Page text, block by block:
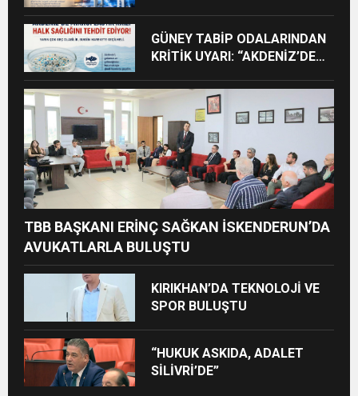
GÜNEY TABİP ODALARINDAN
KRİTİK UYARI: “AKDENİZ’DE
SAĞLIĞINI TEHDİT EDİYOR”
TBB BAŞKANI ERİNÇ SAĞKAN İSKENDERUN’DA
AVUKATLARLA BULUŞTU
KIRIKHAN’DA TEKNOLOJİ VE
SPOR BULUŞTU
“HUKUK ASKIDA, ADALET
SİLİVRİ’DE”